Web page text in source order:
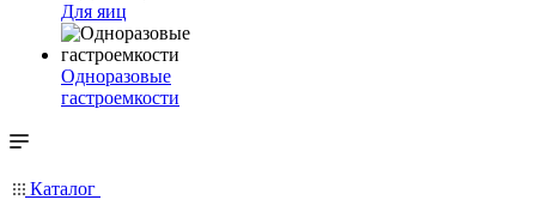
Для яиц
Одноразовые
гастроемкости
Каталог